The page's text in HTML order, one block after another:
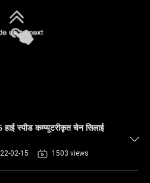
हाई स्पीड कम्प्यूटरीकृत चेन सिलाई
02-15 1503 views